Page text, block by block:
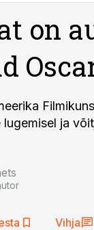
on
lugemisel ja
Vihja